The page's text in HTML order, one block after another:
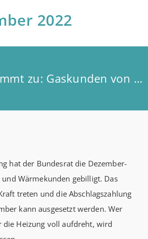
2022
Bundesrat stimmt zu: Gaskunden von Dezember-Abschlag befreit
hat der Bundesrat die Dezember-
Wärmekunden gebilligt. Das
treten und die Abschlagszahlung
kann ausgesetzt werden. Wer
die Heizung voll aufdreht, wird